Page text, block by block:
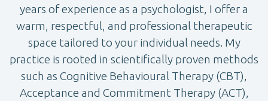
years of experience as a psychologist, I offer a
warm, respectful, and professional therapeutic
space tailored to your individual needs. My
practice is rooted in scientifically proven methods
such as Cognitive Behavioural Therapy (CBT),
Acceptance and Commitment Therapy (ACT),